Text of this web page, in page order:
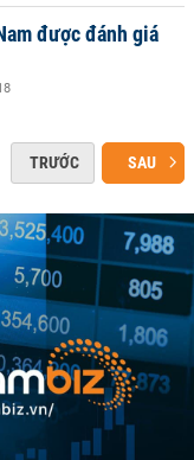
được đánh giá
TRƯỚC SAU